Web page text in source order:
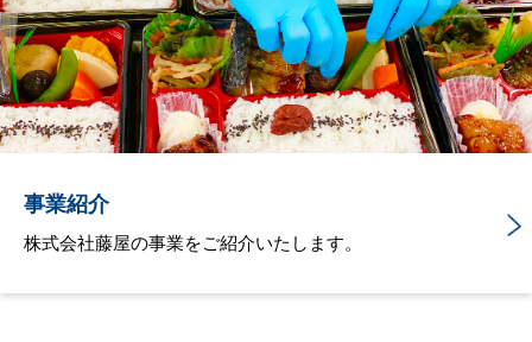
事業紹介
株式会社藤屋の事業をご紹介いたします。